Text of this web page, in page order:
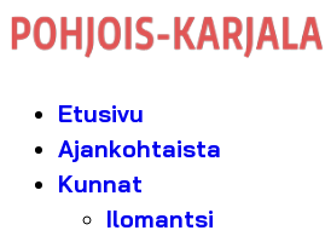
Etusivu
Ajankohtaista
Kunnat
Ilomantsi